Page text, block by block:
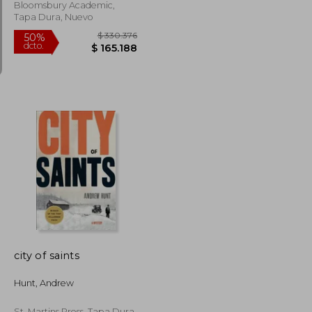
$ 159.873
$ 79.937
Bloomsbury Academic,
Tapa Dura, Nuevo
50%
dcto.
city of saints
Hunt, Andrew